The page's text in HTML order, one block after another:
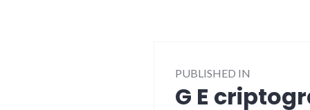
navigation
PUBLISHED IN
G E